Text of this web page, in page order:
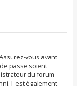
vous avant
passe soient
du forum
Il est également